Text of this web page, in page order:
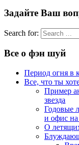
Задайте Ваш
Search for:
Все о фэн шуй
Период огня в
Все, что ты
Пример
звезда
Годовые
и офис
О